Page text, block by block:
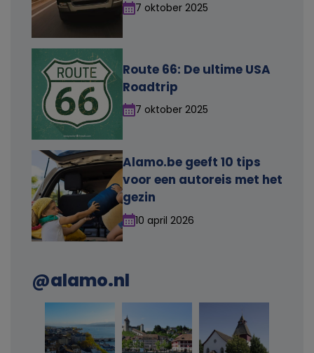
7 oktober 2025
Route 66: De ultime USA
Roadtrip
7 oktober 2025
Alamo.be geeft 10 tips
voor een autoreis met het
gezin
10 april 2026
@alamo.nl